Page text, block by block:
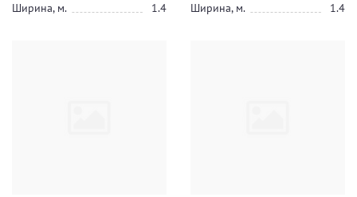
Ширина, м.
1.4
Ширина, м.
1.4